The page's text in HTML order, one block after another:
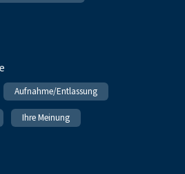
Aufnahme/Entlassung
Ihre Meinung